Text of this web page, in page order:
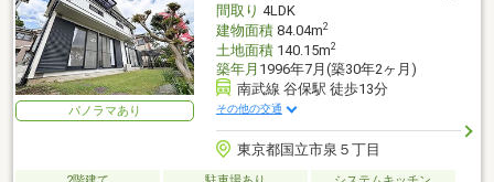
パノラマあり
間取り 4LDK
建物面積84.04m2
土地面積140.15m2
築年月 1996年7月(築30年2ヶ月)
南武線 谷保駅 徒歩13分
その他の交通
東京都国立市泉５丁目